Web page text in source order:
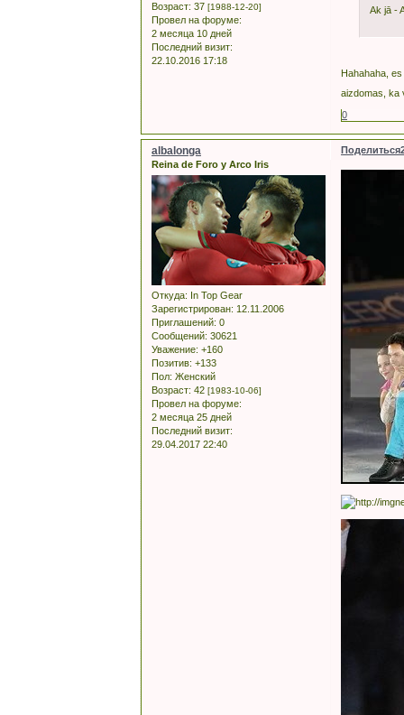
Возраст: 37 [1988-12-20]
Провел на форуме:
2 месяца 10 дней
Последний визит:
22.10.2016 17:18
Ak jā -
Hahahaha,
aizdomas, ka
0
Поделиться
albalonga
Reina de Foro y Arco Iris
Откуда: In Top Gear
Зарегистрирован: 12.11.2006
Приглашений: 0
Сообщений: 30621
Уважение: +160
Позитив: +133
Пол: Женский
Возраст: 42 [1983-10-06]
Провел на форуме:
2 месяца 25 дней
Последний визит:
29.04.2017 22:40